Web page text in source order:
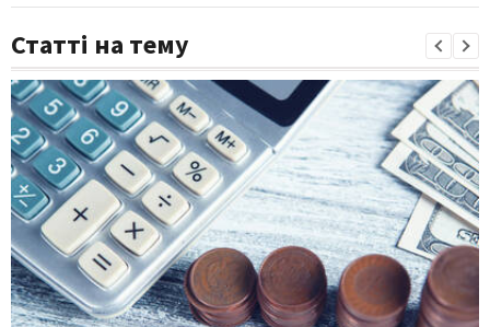
Статті на тему